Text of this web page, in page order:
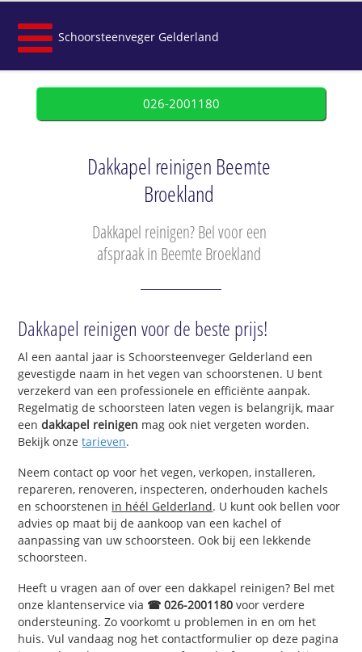
Schoorsteenveger Gelderland
026-2001180
Dakkapel reinigen Beemte
Broekland
Dakkapel reinigen? Bel voor een
afspraak in Beemte Broekland
Dakkapel reinigen voor de beste prijs!
Al een aantal jaar is Schoorsteenveger Gelderland een
gevestigde naam in het vegen van schoorstenen. U bent
verzekerd van een professionele en efficiënte aanpak.
Regelmatig de schoorsteen laten vegen is belangrijk, maar
eendakkapel reinigen mag ook niet vergeten worden.
Bekijk onzetarieven.
Neem contact op voor het vegen, verkopen, installeren,
repareren, renoveren, inspecteren, onderhouden kachels
en schoorstenen in héél Gelderland. U kunt ook bellen voor
advies op maat bij de aankoop van een kachel of
aanpassing van uw schoorsteen. Ook bij een lekkende
schoorsteen.
Heeft u vragen aan of over een dakkapel reinigen? Bel met
onze klantenservice via ☎ 026-2001180 voor verdere
ondersteuning. Zo voorkomt u problemen in en om het
huis. Vul vandaag nog het contactformulier op deze pagina